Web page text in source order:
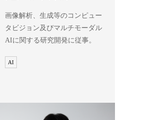
画像解析、生成等のコンピュー
タビジョン及びマルチモーダル
AIに関する研究開発に従事。
AI